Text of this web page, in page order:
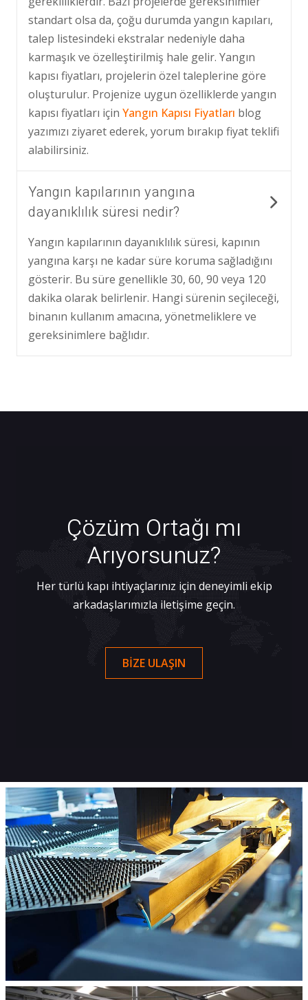
standart olsa da, çoğu durumda yangın kapıları,
talep listesindeki ekstralar nedeniyle daha
karmaşık ve özelleştirilmiş hale gelir. Yangın
kapısı fiyatları, projelerin özel taleplerine göre
oluşturulur. Projenize uygun özelliklerde yangın
kapısı fiyatları için Yangın Kapısı Fiyatları blog
yazımızı ziyaret ederek, yorum bırakıp fiyat teklifi
alabilirsiniz.
Yangın kapılarının yangına
dayanıklılık süresi nedir?
Yangın kapılarının dayanıklılık süresi, kapının
yangına karşı ne kadar süre koruma sağladığını
gösterir. Bu süre genellikle 30, 60, 90 veya 120
dakika olarak belirlenir. Hangi sürenin seçileceği,
binanın kullanım amacına, yönetmeliklere ve
gereksinimlere bağlıdır.
Çözüm Ortağı mı
Arıyorsunuz?
Her türlü kapı ihtiyaçlarınız için deneyimli ekip
arkadaşlarımızla iletişime geçin.
BIZE ULAŞIN